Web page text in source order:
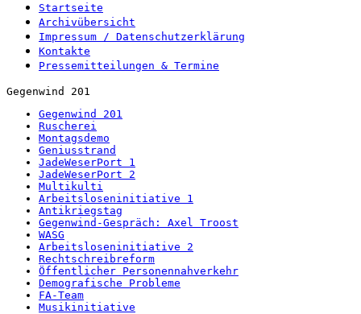
Startseite
Archivübersicht
Impressum / Datenschutzerklärung
Kontakte
Pressemitteilungen & Termine
Gegenwind 201
Gegenwind 201
Ruscherei
Montagsdemo
Geniusstrand
JadeWeserPort 1
JadeWeserPort 2
Multikulti
Arbeitsloseninitiative 1
Antikriegstag
Gegenwind-Gespräch: Axel Troost
WASG
Arbeitsloseninitiative 2
Rechtschreibreform
Öffentlicher Personennahverkehr
Demografische Probleme
FA-Team
Musikinitiative